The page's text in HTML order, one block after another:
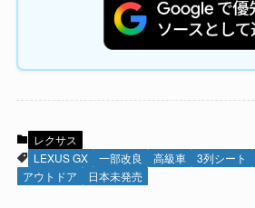
レクサス
LEXUS GX
一部改良 高級車 3列シート
アウトドア
日本未発売